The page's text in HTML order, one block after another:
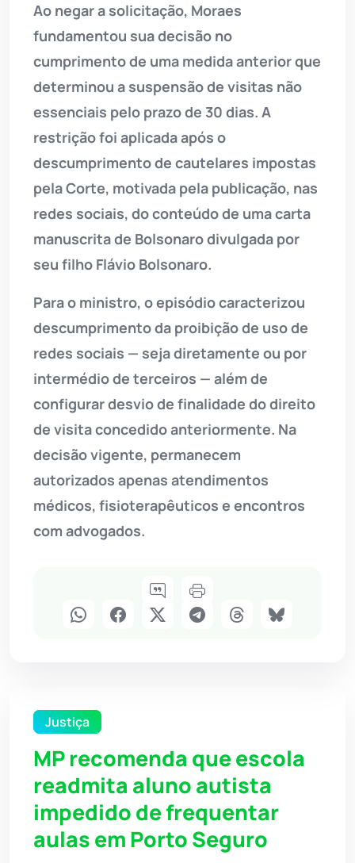
Ao negar a solicitação, Moraes
fundamentou sua decisão no
cumprimento de uma medida anterior que
determinou a suspensão de visitas não
essenciais pelo prazo de 30 dias. A
restrição foi aplicada após o
descumprimento de cautelares impostas
pela Corte, motivada pela publicação, nas
redes sociais, do conteúdo de uma carta
manuscrita de Bolsonaro divulgada por
seu filho Flávio Bolsonaro.
Para o ministro, o episódio caracterizou
descumprimento da proibição de uso de
redes sociais — seja diretamente ou por
intermédio de terceiros — além de
configurar desvio de finalidade do direito
de visita concedido anteriormente. Na
decisão vigente, permanecem
autorizados apenas atendimentos
médicos, fisioterapêuticos e encontros
com advogados.
Justiça
MP recomenda que escola
readmita aluno autista
impedido de frequentar
aulas em Porto Seguro